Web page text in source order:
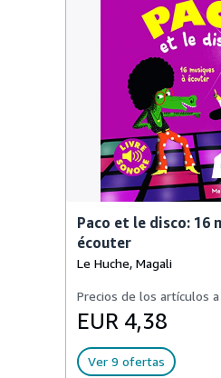
Paco et le disco: 16
écouter
Le Huche, Magali
Precios de los artículos
EUR 4,38
Ver 9 ofertas